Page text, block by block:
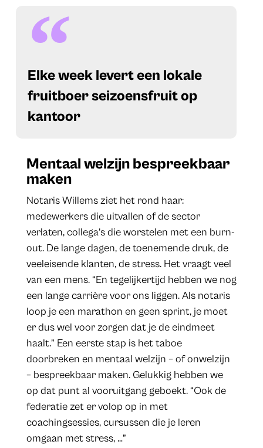
​Elke week levert een lokale
fruitboer seizoensfruit op
kantoor
Mentaal welzijn bespreekbaar
maken
Notaris Willems ziet het rond haar:
medewerkers die uitvallen of de sector
verlaten, collega’s die worstelen met een burn-
out. De lange dagen, de toenemende druk, de
veeleisende klanten, de stress. Het vraagt veel
van een mens. “En tegelijkertijd hebben we nog
een lange carrière voor ons liggen. Als notaris
loop je een marathon en geen sprint, je moet
er dus wel voor zorgen dat je de eindmeet
haalt.” Een eerste stap is het taboe
doorbreken en mentaal welzijn – of onwelzijn
– bespreekbaar maken. Gelukkig hebben we
op dat punt al vooruitgang geboekt. “Ook de
federatie zet er volop op in met
coachingsessies, cursussen die je leren
omgaan met stress, …”